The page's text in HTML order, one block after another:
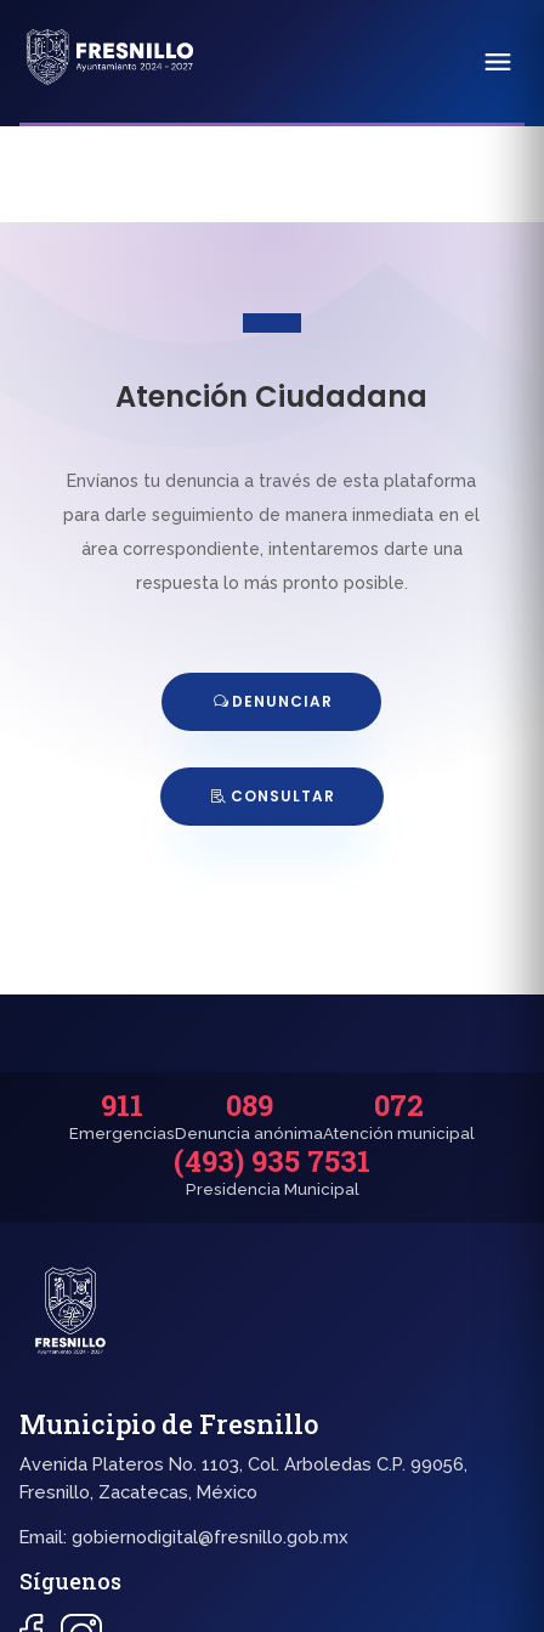
Atención Ciudadana
Envíanos tu denuncia a través de esta plataforma
para darle seguimiento de manera inmediata en el
área correspondiente, intentaremos darte una
respuesta lo más pronto posible.
DENUNCIAR
CONSULTAR
911
Emergencias
089
Denuncia anónima
072
Atención municipal
(493) 935 7531
Presidencia Municipal
Municipio de Fresnillo
Avenida Plateros No. 1103, Col. Arboledas C.P. 99056,
Fresnillo, Zacatecas, México
Email: gobiernodigital@fresnillo.gob.mx
Síguenos